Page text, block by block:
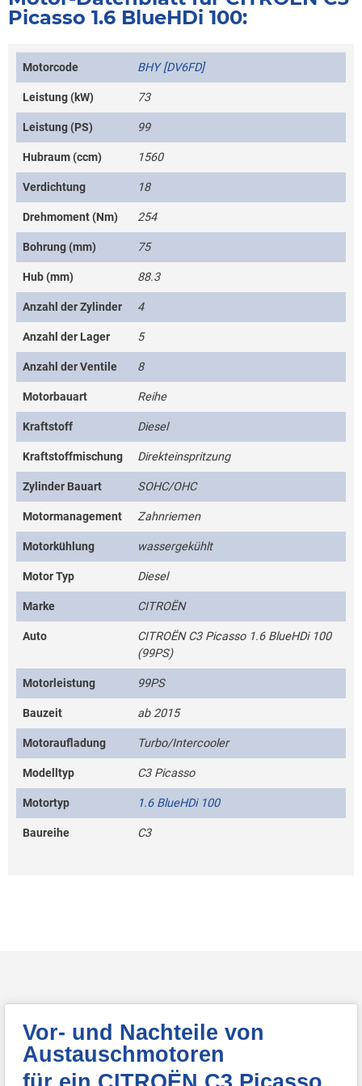
Picasso 1.6 BlueHDi 100:
Motorcode BHY [DV6FD]
Leistung (kW) 73
Leistung (PS) 99
Hubraum (ccm) 1560
Verdichtung 18
Drehmoment (Nm) 254
Bohrung (mm) 75
Hub (mm) 88.3
Anzahl der Zylinder 4
Anzahl der Lager 5
Anzahl der Ventile 8
Motorbauart Reihe
Kraftstoff Diesel
Kraftstoffmischung Direkteinspritzung
Zylinder Bauart SOHC/OHC
Motormanagement Zahnriemen
Motorkühlung wassergekühlt
Motor Typ Diesel
Marke CITROËN
Auto
CITROËN C3 Picasso 1.6 BlueHDi 100
(99PS)
Motorleistung 99PS
Bauzeit ab 2015
Motoraufladung Turbo/Intercooler
Modelltyp C3 Picasso
Motortyp 1.6 BlueHDi 100
Baureihe C3
Vor- und Nachteile von
Austauschmotoren